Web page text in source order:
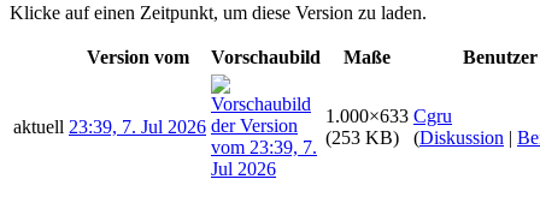
Klicke auf einen Zeitpunkt, um diese Version zu laden.
Version vom Vorschaubild Maße Benutzer
aktuell 23:39, 7. Jul 2026
1.000×633
(253 KB)
Cgru
(Diskussion |